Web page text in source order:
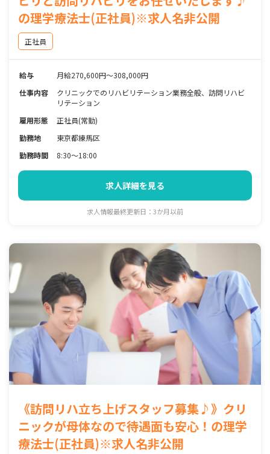
の理学療法士(正社員)※求人名非公開
正社員
給与
月給270,600円～308,000円
仕事内容
クリニックでのリハビリテーション業務全般、訪問リハビ
リテーション
雇用形態
正社員(常勤)
勤務地
東京都練馬区
勤務時間
8:30～18:00
求人詳細を見る
求人情報最終更新日：3か月以前
《訪問リハ立ち上げスタッフ募集♪》クリ
ニックが母体なので待遇面も安心！の理学
療法士(正社員)※求人名非公開